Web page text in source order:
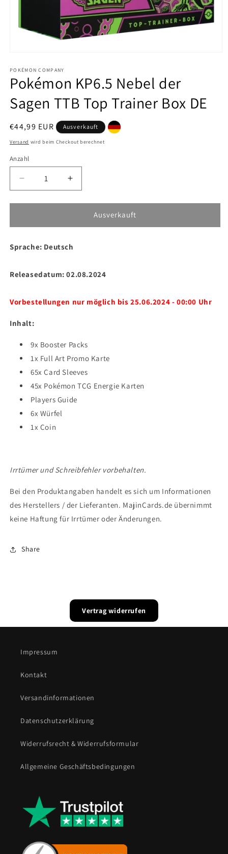
in
Modal
öffnen
POKÉMON COMPANY
Pokémon KP6.5 Nebel der
Sagen TTB Top Trainer Box DE
Normaler
Preis
€44,99 EUR Ausverkauft
Versand wird beim Checkout berechnet
Anzahl
Verringere
die
Menge
Pokémon
Nebel
TTB
Trainer
DE
Erhöhe
die
Menge
Pokémon
Nebel
TTB
Trainer
Ausverkauft
Sprache: Deutsch
Releasedatum: 02.08.2024
Vorbestellungen nur möglich bis 25.06.2024 - 00:00 Uhr
Inhalt:
9x Booster Packs
1x Full Art Promo Karte
65x Card Sleeves
45x Pokémon TCG Energie Karten
Players Guide
6x Würfel
1x Coin
Irrtümer und Schreibfehler vorbehalten.
Bei den Produktangaben handelt es sich um Informationen
des Herstellers / der Lieferanten. MajinCards.de übernimmt
keine Haftung für Irrtümer oder Änderungen.
Share
Vertrag widerrufen
Impressum
Kontakt
Versandinformationen
Datenschutzerklärung
Widerrufsrecht & Widerrufsformular
Allgemeine Geschäftsbedingungen